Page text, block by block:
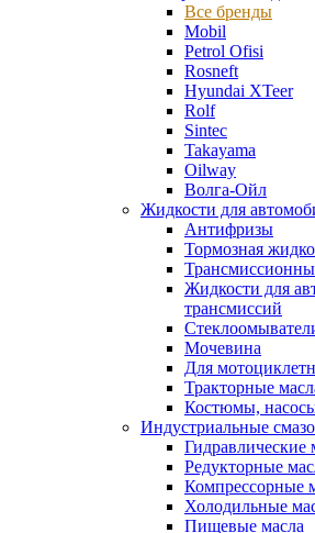
Все бренды
Mobil
Petrol Ofisi
Rosneft
Hyundai XTeer
Rolf
Sintec
Takayama
Oilway
Волга-Ойл
Жидкости для
Антифризы
Тормозная
Жидкости для
трансмиссий
Мочевина
Для
Тракторные
Костюмы,
Индустриальные
Гидравлические
Редукторные
Компрессорные
Холодильные
Пищевые масла